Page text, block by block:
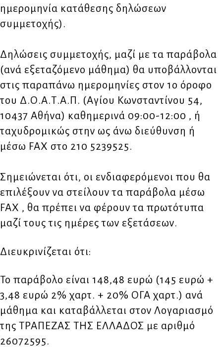
ημερομηνία κατάθεσης δηλώσεων
συμμετοχής).
Δηλώσεις συμμετοχής, μαζί με τα παράβολα
(ανά εξεταζόμενο μάθημα) θα υποβάλλονται
στις παραπάνω ημερομηνίες στον 1ο όροφο
του Δ.Ο.Α.Τ.Α.Π. (Αγίου Κωνσταντίνου 54,
10437 Αθήνα) καθημερινά 09:00-12:00 , ή
ταχυδρομικώς στην ως άνω διεύθυνση ή
μέσω FAX στο 210 5239525.
Σημειώνεται ότι, οι ενδιαφερόμενοι που θα
επιλέξουν να στείλουν τα παράβολα μέσω
FAX , θα πρέπει να φέρουν τα πρωτότυπα
μαζί τους τις ημέρες των εξετάσεων.
Διευκρινίζεται ότι:
Το παράβολο είναι 148,48 ευρώ (145 ευρώ +
3,48 ευρώ 2% χαρτ. + 20% ΟΓΑ χαρτ.) ανά
μάθημα και καταβάλλεται στον Λογαριασμό
της ΤΡΑΠΕΖΑΣ ΤΗΣ ΕΛΛΑΔΟΣ με αριθμό
26072595.